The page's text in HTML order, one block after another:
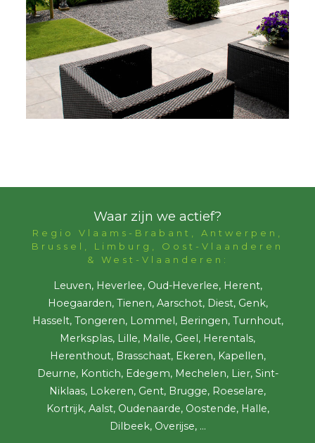
Waar zijn we actief?
Regio Vlaams-Brabant, Antwerpen,
Brussel, Limburg, Oost-Vlaanderen
& West-Vlaanderen:
Leuven, Heverlee, Oud-Heverlee, Herent,
Hoegaarden, Tienen, Aarschot, Diest, Genk,
Hasselt, Tongeren, Lommel, Beringen, Turnhout,
Merksplas, Lille, Malle, Geel, Herentals,
Herenthout, Brasschaat, Ekeren, Kapellen,
Deurne, Kontich, Edegem, Mechelen, Lier, Sint-
Niklaas, Lokeren, Gent, Brugge, Roeselare,
Kortrijk, Aalst, Oudenaarde, Oostende, Halle,
Dilbeek, Overijse, ...